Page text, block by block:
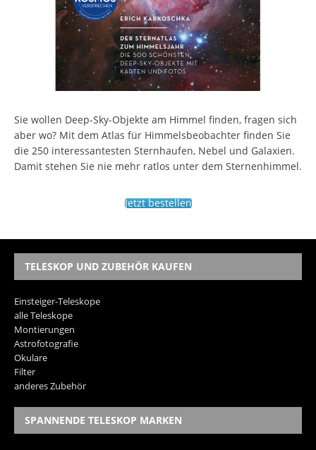
Sie wollen Deep-Sky-Objekte am Himmel finden, fragen sich
aber wo? Mit dem Atlas für Himmelsbeobachter finden Sie
die 250 interessantesten Sternhaufen, Nebel und Galaxien.
Damit stehen Sie nie mehr ratlos unter dem Sternenhimmel.
Jetzt bestellen
TELESKOP UND ZUBEHÖR KAUFEN
Einsteiger-Teleskope
alle Teleskope
Montierungen
Astrofotografie
Okulare
Filter
anderes Zubehör
SPANNENDE TELESKOP MARKEN